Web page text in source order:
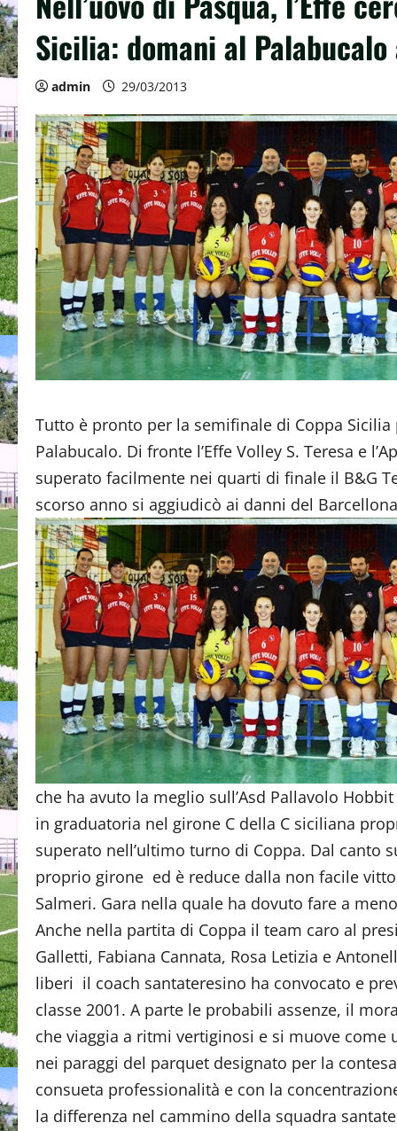
Sicilia: domani al
admin 29/03/2013
Tutto è pronto per la semifinale di Coppa
Palabucalo. Di fronte l’Effe Volley S. Teresa e
superato facilmente nei quarti di finale il B&G
scorso anno si aggiudicò ai danni del Barcellona
che ha avuto la meglio sull’Asd Pallavolo
in graduatoria nel girone C della C siciliana
superato nell’ultimo turno di Coppa. Dal canto
proprio girone ed è reduce dalla non facile
Salmeri. Gara nella quale ha dovuto fare a
Anche nella partita di Coppa il team caro al
Galletti, Fabiana Cannata, Rosa Letizia e
liberi il coach santateresino ha convocato e
classe 2001. A parte le probabili assenze, il
che viaggia a ritmi vertiginosi e si muove come
nei paraggi del parquet designato per la
consueta professionalità e con la
la differenza nel cammino della squadra